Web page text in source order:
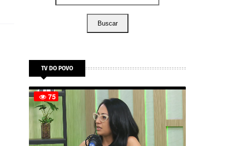
Buscar
TV DO POVO